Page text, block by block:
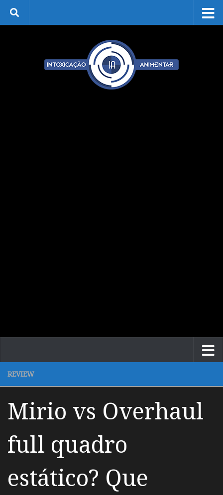
Skip to content
REVIEW
Mirio vs Overhaul
full quadro
estático? Que